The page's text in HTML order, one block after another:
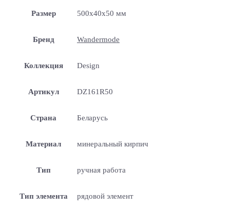
Размер 500x40x50 мм
Бренд Wandermode
Коллекция Design
Артикул DZ161R50
Страна Беларусь
Материал минеральный кирпич
Тип ручная работа
Тип элемента рядовой элемент